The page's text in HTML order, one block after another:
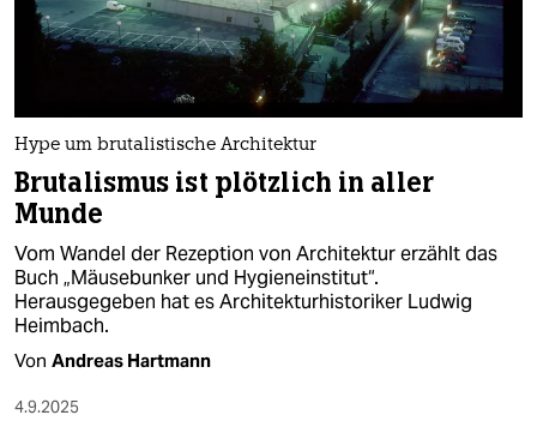
nord
wahrheit
verlag
verlag
veranstaltungen
shop
fragen & hilfe
unterstützen
Hype um brutalistische Architektur
Brutalismus ist plötzlich in aller
Munde
Vom Wandel der Rezeption von Architektur erzählt das
Buch „Mäusebunker und Hygieneinstitut“.
Herausgegeben hat es Architekturhistoriker Ludwig
Heimbach.
Von Andreas Hartmann
4.9.2025